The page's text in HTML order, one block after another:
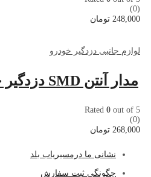
(0)
248,000 تومان
لوازم جانبی دزدگیر خودرو
مدار آنتن SMD دزدگیر خودرو
Rated 0 out of 5
(0)
268,000 تومان
نشانی ما درمسیریاب بلد
چگونگی ثبت سفارش